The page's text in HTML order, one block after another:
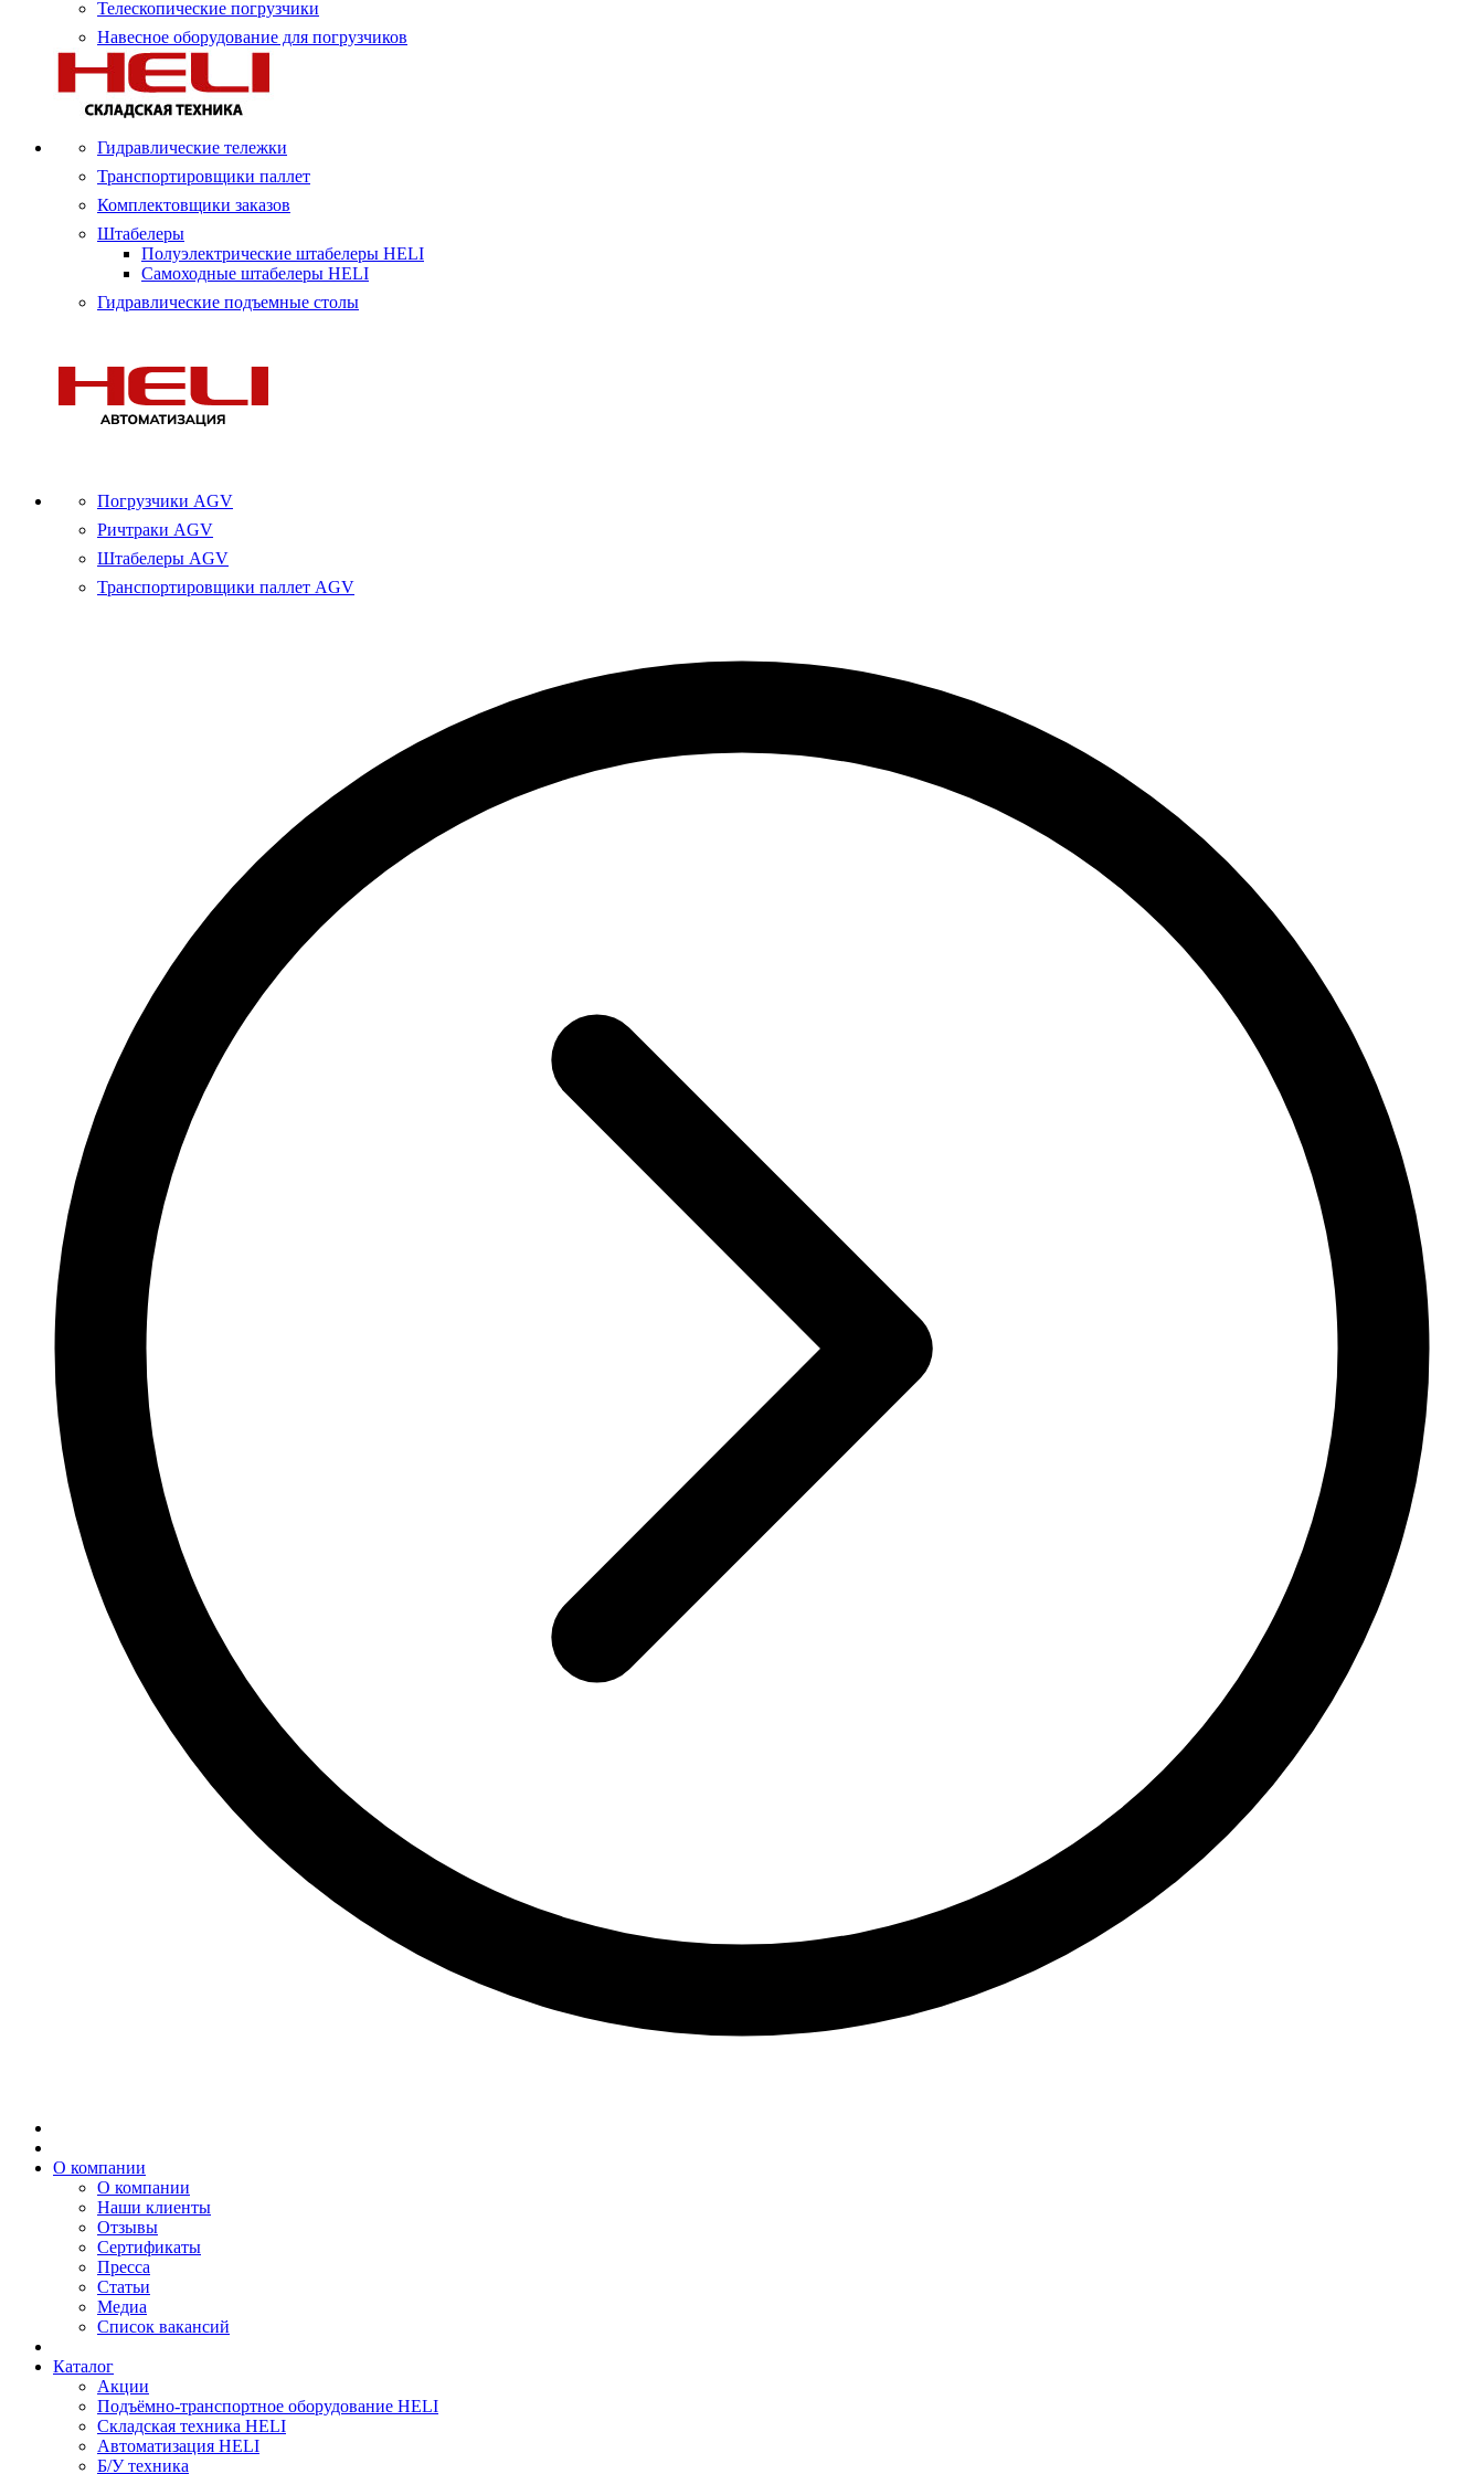
Телескопические погрузчики
Навесное оборудование для погрузчиков
Гидравлические тележки
Транспортировщики паллет
Комплектовщики заказов
Штабелеры
Полуэлектрические штабелеры HELI
Самоходные штабелеры HELI
Гидравлические подъемные столы
Погрузчики AGV
Ричтраки AGV
Штабелеры AGV
Транспортировщики паллет AGV
О компании
О компании
Наши клиенты
Отзывы
Сертификаты
Пресса
Статьи
Медиа
Список вакансий
Каталог
Акции
Подъёмно-транспортное оборудование HELI
Складская техника HELI
Автоматизация HELI
Б/У техника